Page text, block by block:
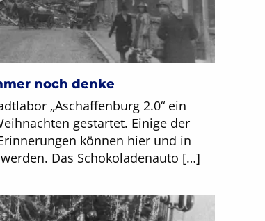
noch denke
„Aschaffenburg 2.0“ ein
gestartet. Einige der
können hier und in
Das Schokoladenauto […]